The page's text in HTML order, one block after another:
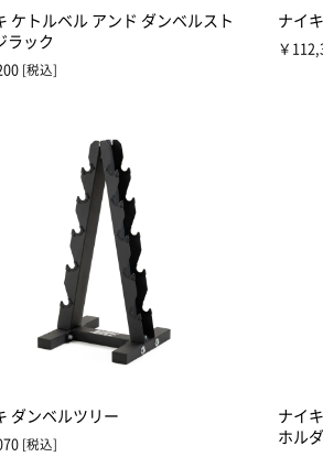
ケトルベル アンド ダンベルスト
ラック
[税込]
ナイ
￥
ダンベルツリー
[税込]
ナイ
ホル